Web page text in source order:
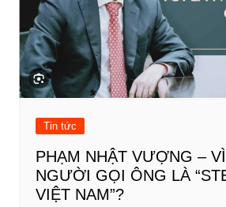
Tin tức
PHẠM NHẬT VƯỢNG –
NGƯỜI GỌI ÔNG LÀ
VIỆT NAM”?